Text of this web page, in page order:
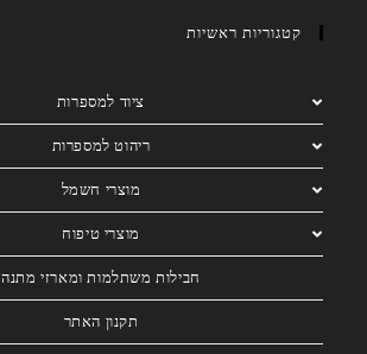
קטגוריות ראשיות
ציוד למספרות
ריהוט למספרות
מוצרי חשמל
מוצרי טיפוח
חבילות משתלמות ומארזי מתנה
תקנון האתר